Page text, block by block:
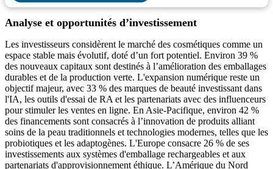
Analyse et opportunités d’investissement
Les investisseurs considèrent le marché des cosmétiques comme un
espace stable mais évolutif, doté d’un fort potentiel. Environ 39 %
des nouveaux capitaux sont destinés à l’amélioration des emballages
durables et de la production verte. L'expansion numérique reste un
objectif majeur, avec 33 % des marques de beauté investissant dans
l'IA, les outils d'essai de RA et les partenariats avec des influenceurs
pour stimuler les ventes en ligne. En Asie-Pacifique, environ 42 %
des financements sont consacrés à l’innovation de produits alliant
soins de la peau traditionnels et technologies modernes, telles que les
probiotiques et les adaptogènes. L'Europe consacre 26 % de ses
investissements aux systèmes d'emballage rechargeables et aux
partenariats d'approvisionnement éthique. L’Amérique du Nord